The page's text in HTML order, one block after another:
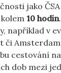
jako​
10 hodin
například v
či
cestování na
dob ‍mezi